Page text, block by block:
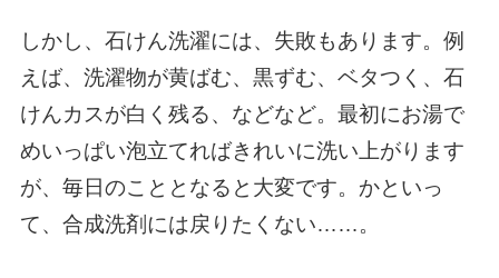
しかし、石けん洗濯には、失敗もあります。例
えば、洗濯物が黄ばむ、黒ずむ、ベタつく、石
けんカスが白く残る、などなど。最初にお湯で
めいっぱい泡立てればきれいに洗い上がります
が、毎日のこととなると大変です。かといっ
て、合成洗剤には戻りたくない……。